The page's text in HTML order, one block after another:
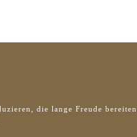
die lange Freude bereiten.